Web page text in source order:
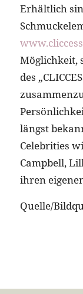
Erhältlich
Möglichkeit,
des
längst
Celebrities
Campbell,
ihren
Quelle/